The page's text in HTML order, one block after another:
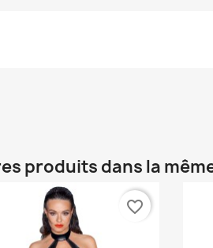
produits dans la
favorite_border